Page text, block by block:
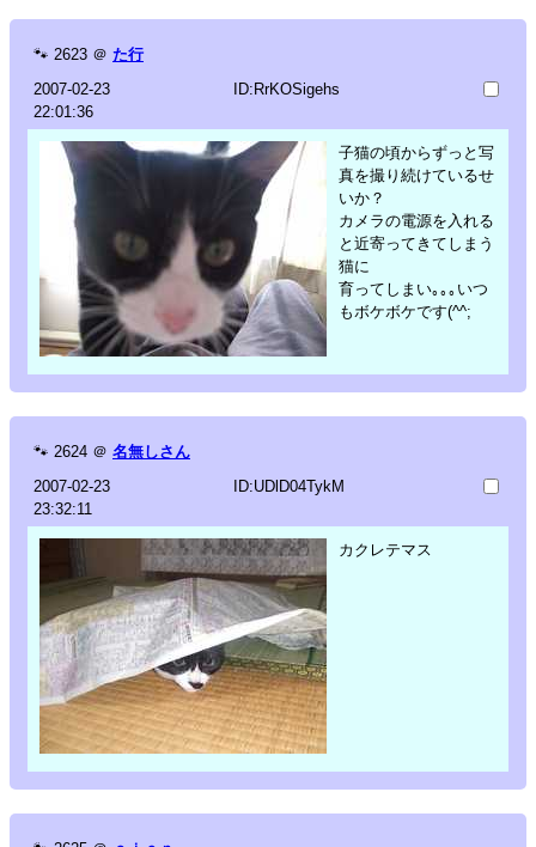
🐾 2623 ＠ た行
2007-02-23
22:01:36
ID:RrKOSigehs
子猫の頃からずっと写
真を撮り続けているせ
いか？
カメラの電源を入れる
と近寄ってきてしまう
猫に
育ってしまい｡｡｡いつ
もボケボケです(^^;
🐾 2624 ＠ 名無しさん
2007-02-23
23:32:11
ID:UDlD04TykM
カクレテマス